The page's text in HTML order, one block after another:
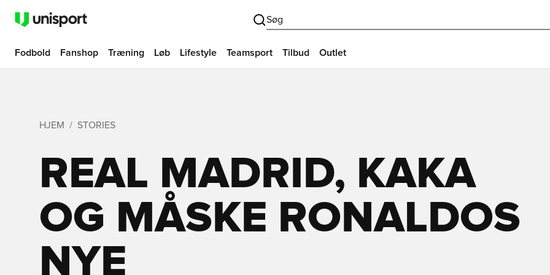
Søg
Fodbold Fanshop Træning Løb Lifestyle Teamsport Tilbud Outlet
HJEM STORIES
REAL MADRID, KAKA
OG MÅSKE RONALDOS
NYE